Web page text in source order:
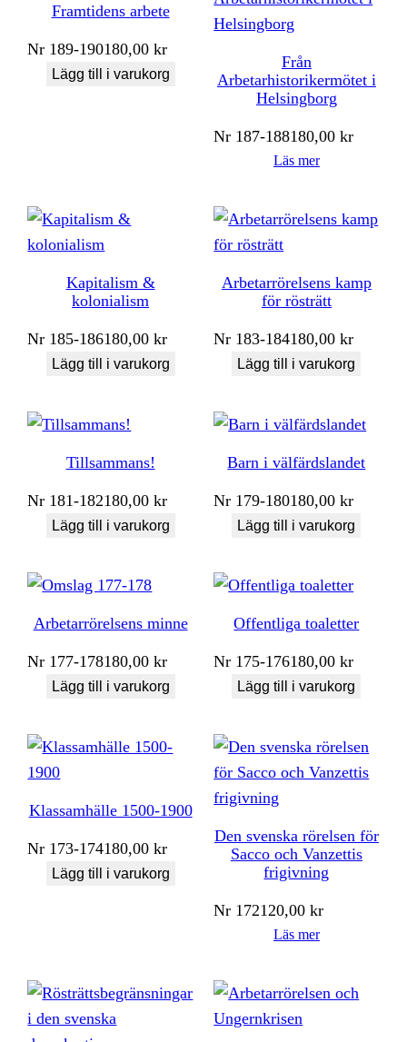
Framtidens arbete
Nr 189-190180,00kr
Lägg till i varukorg
Från
Arbetarhistorikermötet i
Helsingborg
Nr 187-188180,00kr
Läs mer
Kapitalism &
kolonialism
Nr 185-186180,00kr
Lägg till i varukorg
Arbetarrörelsens kamp
för rösträtt
Nr 183-184180,00kr
Lägg till i varukorg
Tillsammans!
Nr 181-182180,00kr
Lägg till i varukorg
Barn i välfärdslandet
Nr 179-180180,00kr
Lägg till i varukorg
Arbetarrörelsens minne
Nr 177-178180,00kr
Lägg till i varukorg
Offentliga toaletter
Nr 175-176180,00kr
Lägg till i varukorg
Klassamhälle 1500-1900
Nr 173-174180,00kr
Lägg till i varukorg
Den svenska rörelsen för
Sacco och Vanzettis
frigivning
Nr 172120,00kr
Läs mer